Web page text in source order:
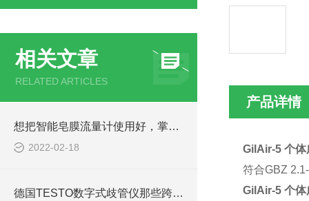
相关文章
RELATED ARTICLES
想把智能皂膜流量计使用好，掌握它的特点是关键！
2022-02-18
德国TESTO数字式歧管仪那些跨时代的优势
产品详情
GilAir-5 个体
符合GBZ
GilAir-5 个体